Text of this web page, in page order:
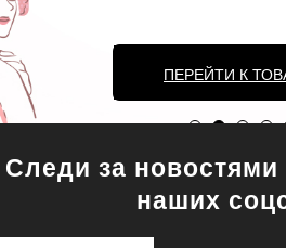
ПЕРЕЙТИ К
Следи за
наших